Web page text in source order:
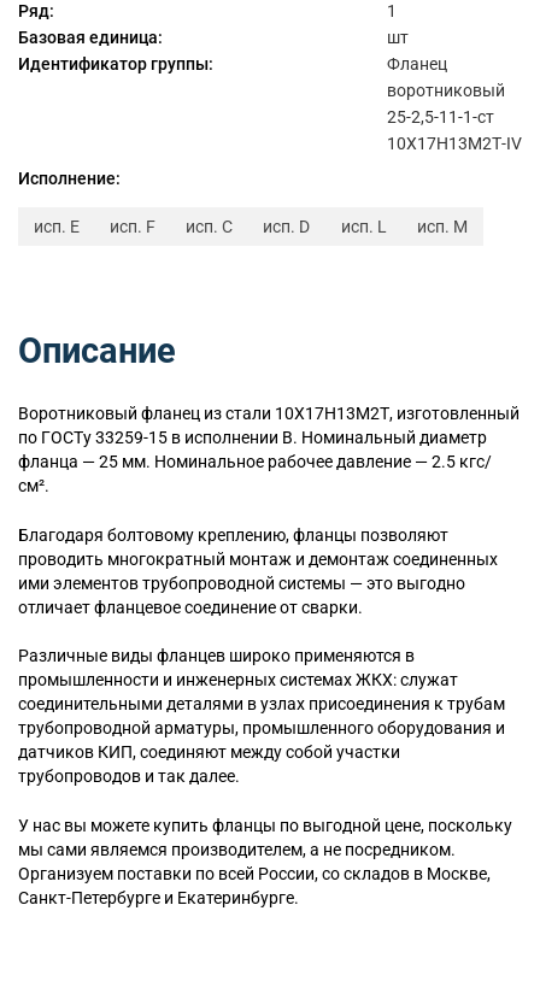
Ряд:
1
Базовая единица:
шт
Идентификатор группы:
Фланец
воротниковый
25-2,5-11-1-ст
10Х17Н13М2Т-IV
Исполнение:
исп. E исп. F исп. C исп. D исп. L исп. M
Описание
Воротниковый фланец из стали 10Х17Н13М2Т, изготовленный
по ГОСТу 33259-15 в исполнении B. Номинальный диаметр
фланца — 25 мм. Номинальное рабочее давление — 2.5 кгс/
см².
Благодаря болтовому креплению, фланцы позволяют
проводить многократный монтаж и демонтаж соединенных
ими элементов трубопроводной системы — это выгодно
отличает фланцевое соединение от сварки.
Различные виды фланцев широко применяются в
промышленности и инженерных системах ЖКХ: служат
соединительными деталями в узлах присоединения к трубам
трубопроводной арматуры, промышленного оборудования и
датчиков КИП, соединяют между собой участки
трубопроводов и так далее.
У нас вы можете купить фланцы по выгодной цене, поскольку
мы сами являемся производителем, а не посредником.
Организуем поставки по всей России, со складов в Москве,
Санкт-Петербурге и Екатеринбурге.